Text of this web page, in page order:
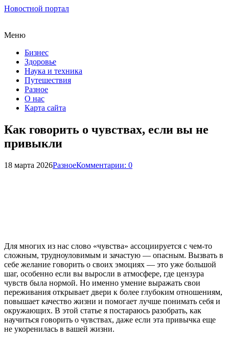
Новостной портал
Меню
Бизнес
Здоровье
Наука и техника
Путешествия
Разное
О нас
Карта сайта
Как говорить о чувствах, если вы не
привыкли
18 марта 2026РазноеКомментарии: 0
Для многих из нас слово «чувства» ассоциируется с чем-то
сложным, трудноуловимым и зачастую — опасным. Вызвать в
себе желание говорить о своих эмоциях — это уже большой
шаг, особенно если вы выросли в атмосфере, где цензура
чувств была нормой. Но именно умение выражать свои
переживания открывает двери к более глубоким отношениям,
повышает качество жизни и помогает лучше понимать себя и
окружающих. В этой статье я постараюсь разобрать, как
научиться говорить о чувствах, даже если эта привычка еще
не укоренилась в вашей жизни.